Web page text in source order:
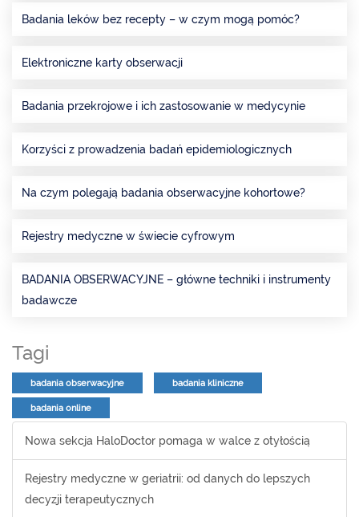
Badania leków bez recepty – w czym mogą pomóc?
Elektroniczne karty obserwacji
Badania przekrojowe i ich zastosowanie w medycynie
Korzyści z prowadzenia badań epidemiologicznych
Na czym polegają badania obserwacyjne kohortowe?
Rejestry medyczne w świecie cyfrowym
BADANIA OBSERWACYJNE – główne techniki i instrumenty
badawcze
Tagi
badania obserwacyjne badania kliniczne
badania online
Nowa sekcja HaloDoctor pomaga w walce z otyłością
Rejestry medyczne w geriatrii: od danych do lepszych
decyzji terapeutycznych